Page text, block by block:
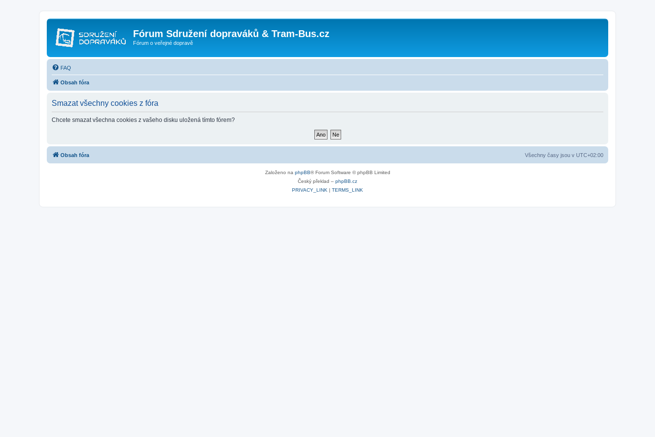
Fórum Sdružení dopraváků & Tram-Bus.cz
Fórum o veřejné dopravě
FAQ
Obsah fóra
Smazat všechny cookies z fóra
Chcete smazat všechna cookies z vašeho disku uložená tímto fórem?
Obsah fóra Všechny časy jsou v UTC+02:00
Založeno na phpBB® Forum Software © phpBB Limited
Český překlad – phpBB.cz
PRIVACY_LINK | TERMS_LINK